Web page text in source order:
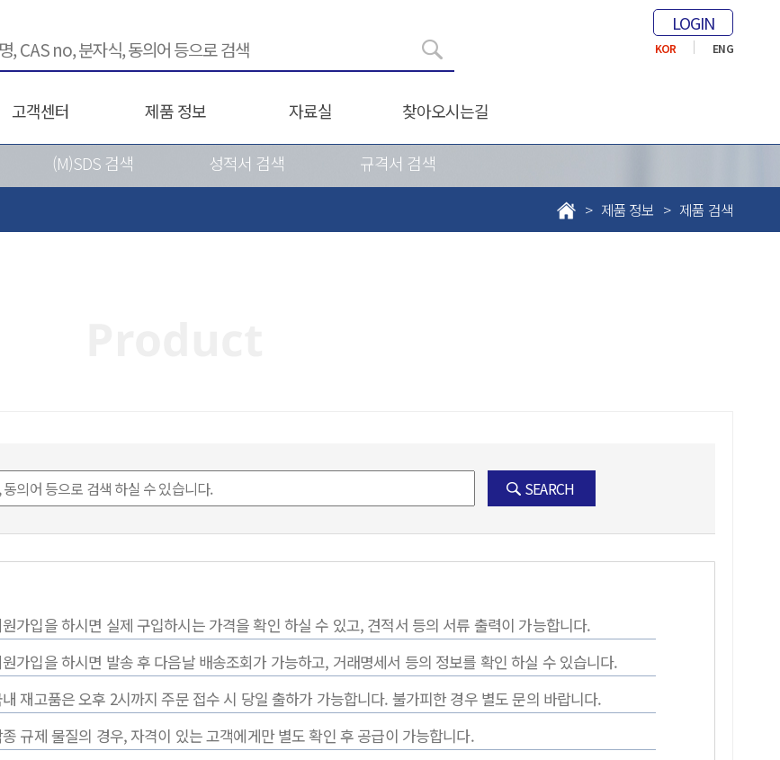
LOGIN
KOR ENG
고객센터 제품 정보 자료실 찾아오시는길
(M)SDS 검색 성적서 검색 규격서 검색
> 제품 정보 > 제품 검색
SEARCH
가입을 하시면 실제 구입하시는 가격을 확인 하실 수 있고, 견적서 등의 서류 출력이 가능합니다.
가입을 하시면 발송 후 다음날 배송조회가 가능하고, 거래명세서 등의 정보를 확인 하실 수 있습니다.
재고품은 오후 2시까지 주문 접수 시 당일 출하가 가능합니다. 불가피한 경우 별도 문의 바랍니다.
규제 물질의 경우, 자격이 있는 고객에게만 별도 확인 후 공급이 가능합니다.